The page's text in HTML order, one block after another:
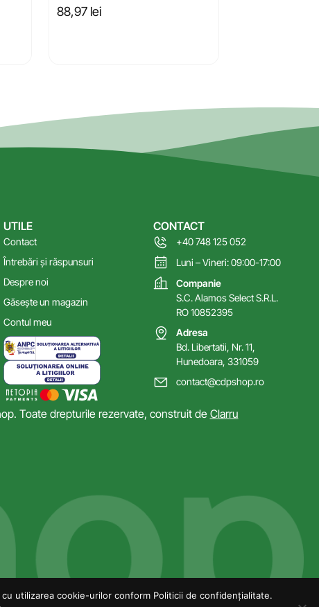
88,97 lei
UTILE
Contact
Întrebări și răspunsuri
Despre noi
Găsește un magazin
Contul meu
CONTACT
+40 748 125 052
Luni – Vineri: 09:00-17:00
Companie
S.C. Alamos Select S.R.L.
RO 10852395
Adresa
Bd. Libertatii, Nr. 11,
Hunedoara, 331059
contact@cdpshop.ro
Toate drepturile rezervate, construit de Clarru
utilizarea cookie-urilor conform Politicii de confidențialitate.